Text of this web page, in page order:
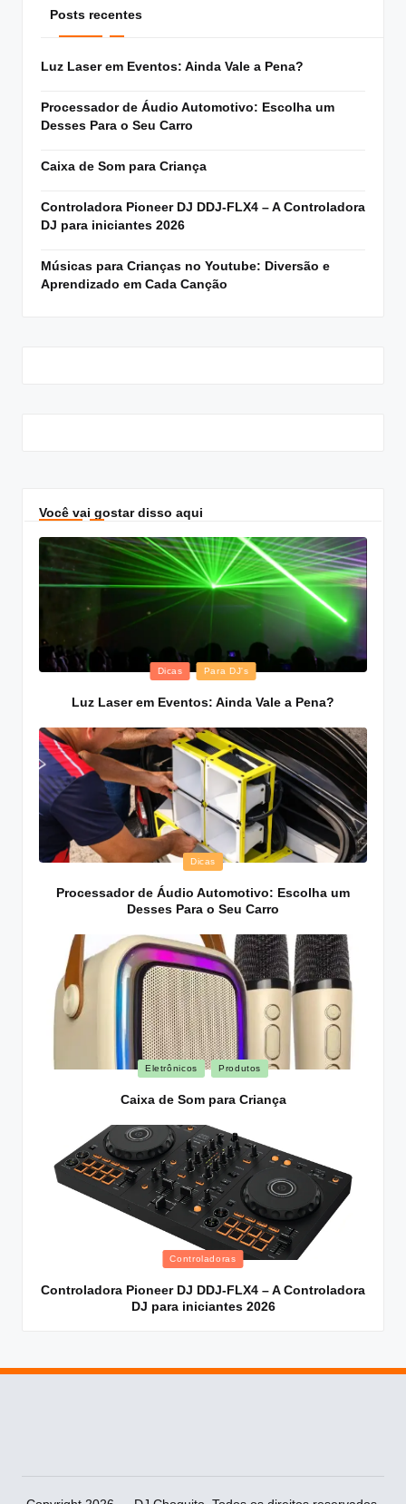
Posts recentes
Luz Laser em Eventos: Ainda Vale a Pena?
Processador de Áudio Automotivo: Escolha um
Desses Para o Seu Carro
Caixa de Som para Criança
Controladora Pioneer DJ DDJ-FLX4 – A Controladora
DJ para iniciantes 2026
Músicas para Crianças no Youtube: Diversão e
Aprendizado em Cada Canção
Você vai gostar disso aqui
Posted
Dicas Para DJ's
Luz Laser em Eventos: Ainda Vale a Pena?
Posted
Dicas
Processador de Áudio Automotivo: Escolha um
Desses Para o Seu Carro
Posted
Eletrônicos Produtos
Caixa de Som para Criança
Posted
Controladoras
Controladora Pioneer DJ DDJ-FLX4 – A Controladora
DJ para iniciantes 2026